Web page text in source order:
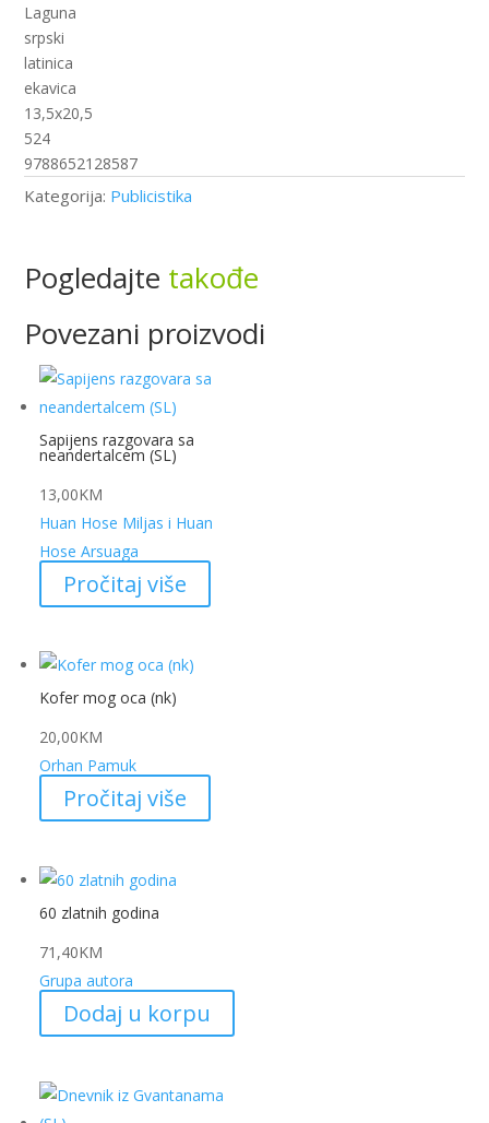
Laguna
srpski
latinica
ekavica
13,5x20,5
524
9788652128587
Kategorija: Publicistika
Pogledajte takođe
Povezani proizvodi
Sapijens razgovara sa
neandertalcem (SL)
13,00KM
Huan Hose Miljas i Huan
Hose Arsuaga
Pročitaj više
Kofer mog oca (nk)
20,00KM
Orhan Pamuk
Pročitaj više
60 zlatnih godina
71,40KM
Grupa autora
Dodaj u korpu